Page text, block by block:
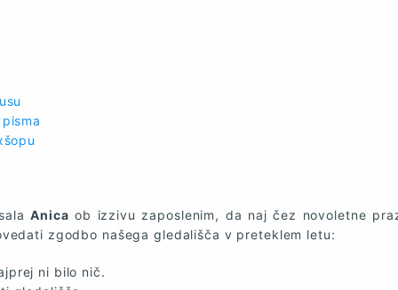
Anica ob izzivu zaposlenim, da naj čez novoletne
zgodbo našega gledališča v preteklem letu:
ni bilo nič.